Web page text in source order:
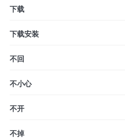
下载
下载安装
不回
不小心
不开
不掉